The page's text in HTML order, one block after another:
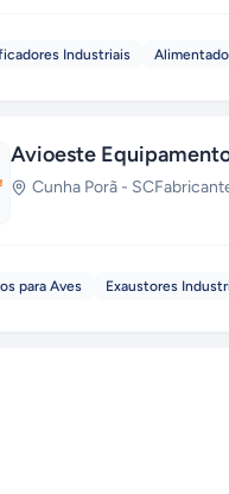
Industriais
Avioeste
Cunha Porã - SC
para Aves Exaustores